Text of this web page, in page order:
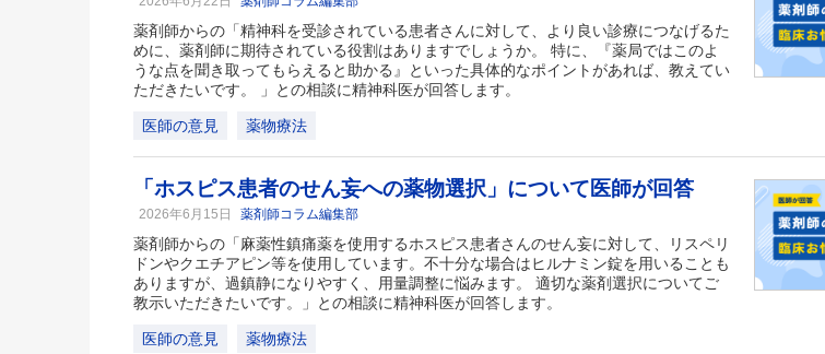
薬剤師からの「精神科を受診されている患者さんに対して、より良い診療につなげるた
めに、薬剤師に期待されている役割はありますでしょうか。 特に、『薬局ではこのよ
うな点を聞き取ってもらえると助かる』といった具体的なポイントがあれば、教えてい
ただきたいです。 」との相談に精神科医が回答します。
医師の意見 薬物療法
「ホスピス患者のせん妄への薬物選択」について医師が回答
2026年6月15日 薬剤師コラム編集部
薬剤師からの「麻薬性鎮痛薬を使用するホスピス患者さんのせん妄に対して、リスペリ
ドンやクエチアピン等を使用しています。不十分な場合はヒルナミン錠を用いることも
ありますが、過鎮静になりやすく、用量調整に悩みます。 適切な薬剤選択についてご
教示いただきたいです。」との相談に精神科医が回答します。
医師の意見 薬物療法